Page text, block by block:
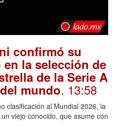
confirmó su
la selección de
de la Serie A
mundo. 13:58
clasificación al Mundial 2026, la
viejo conocido, que asume con